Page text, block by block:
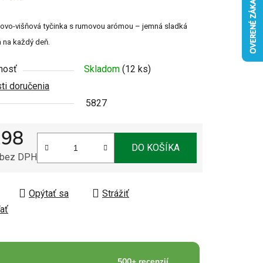
višňová tyčinka s rumovou arómou – jemná sladká
každý deň.
Skladom (12 ks)
doručenia
5827
DPH
DO KOŠÍKA
Opýtať sa
Strážiť